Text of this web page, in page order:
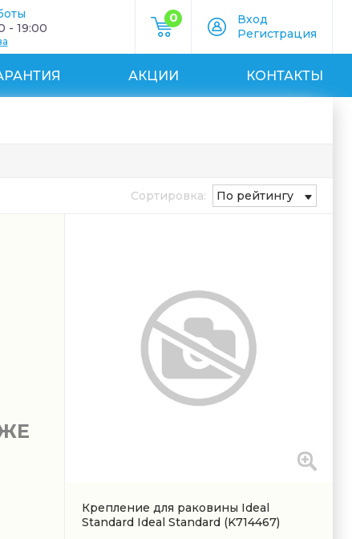
- 19:00
0
Вход
Регистрация
АКЦИИ КОНТАКТЫ
Сортировка: По рейтингу
Крепление для раковины Ideal
Standard Ideal Standard (K714467)